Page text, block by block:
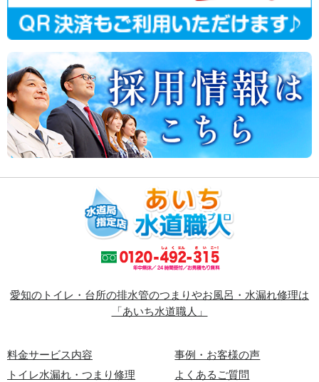
愛知のトイレ・台所の排水管のつまりやお風呂・水漏れ修理は
「あいち水道職人」
料金サービス内容
トイレ水漏れ・つまり修理
事例・お客様の声
よくあるご質問